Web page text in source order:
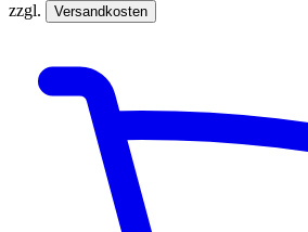
zzgl.
Versandkosten